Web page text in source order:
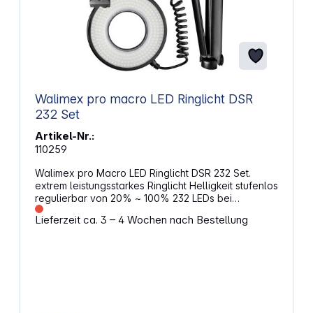
Walimex pro macro LED Ringlicht DSR
232 Set
Artikel-Nr.:
110259
Walimex pro Macro LED Ringlicht DSR 232 Set.
extrem leistungsstarkes Ringlicht Helligkeit stufenlos
regulierbar von 20% ~ 100% 232 LEDs bei
insgesamt 14W Leistung Tageslichtcharakter 5800K
± 200Kelvin 1400 Lumen inklusive Ministativ mit
Lieferzeit ca. 3 – 4 Wochen nach Bestellung